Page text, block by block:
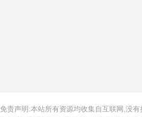
免责声明:本站所有资源均收集自互联网,没